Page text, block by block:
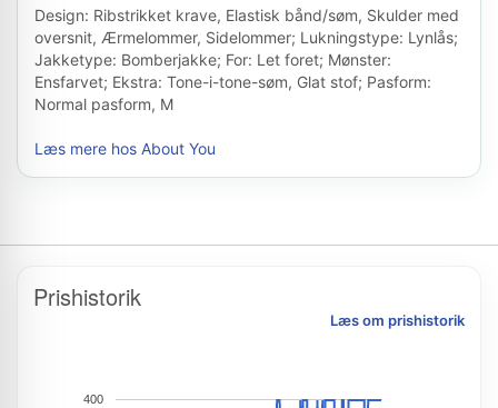
Design: Ribstrikket krave, Elastisk bånd/søm, Skulder med
oversnit, Ærmelommer, Sidelommer; Lukningstype: Lynlås;
Jakketype: Bomberjakke; For: Let foret; Mønster:
Ensfarvet; Ekstra: Tone-i-tone-søm, Glat stof; Pasform:
Normal pasform, M
Læs mere hos About You
Prishistorik
Læs om prishistorik
400